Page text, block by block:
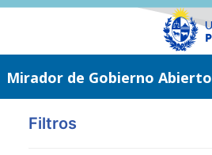
Saltar
Mirador de Gobierno Abierto
Filtros